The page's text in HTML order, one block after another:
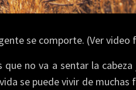
se comporte. (Ver video
no va a sentar la
se puede vivir de